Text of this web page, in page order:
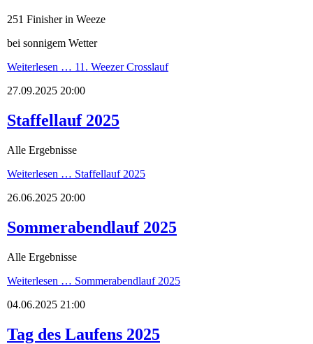
251 Finisher in Weeze
bei sonnigem Wetter
Weiterlesen … 11. Weezer Crosslauf
27.09.2025 20:00
Staffellauf 2025
Alle Ergebnisse
Weiterlesen … Staffellauf 2025
26.06.2025 20:00
Sommerabendlauf 2025
Alle Ergebnisse
Weiterlesen … Sommerabendlauf 2025
04.06.2025 21:00
Tag des Laufens 2025